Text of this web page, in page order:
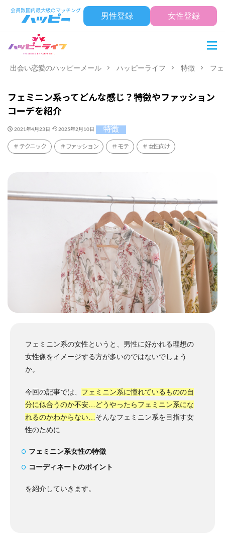
男性登録 女性登録
出会い恋愛のハッピーメール ハッピーライフ 特徴 フ
フェミニン系ってどんな感じ？特徴やファッション
コーデを紹介
2021年4月23日 2025年2月10日 特徴
テクニック ファッション モテ 女性向け
フェミニン系の女性というと、男性に好かれる理想の
女性像をイメージする方が多いのではないでしょう
か。
今回の記事では、 フェミニン系に憧れているものの自
分に似合うのか不安…どうやったらフェミニン系にな
れるのかわからない… そんなフェミニン系を目指す女
性のために
フェミニン系女性の特徴
コーディネートのポイント
を紹介していきます。